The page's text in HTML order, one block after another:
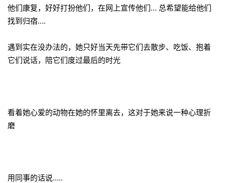
他们康复，好好打扮他们，在网上宣传他们… 总希望能给他们
找到归宿….
遇到实在没办法的，她只好当天先带它们去散步、吃饭、抱着
它们说话，陪它们度过最后的时光
看着她心爱的动物在她的怀里离去，这对于她来说一种心理折
磨
用同事的话说…..